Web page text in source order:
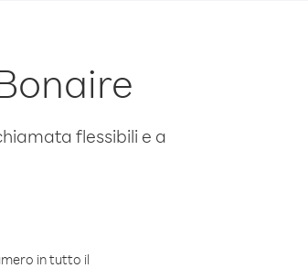
flessibili e a
in tutto il